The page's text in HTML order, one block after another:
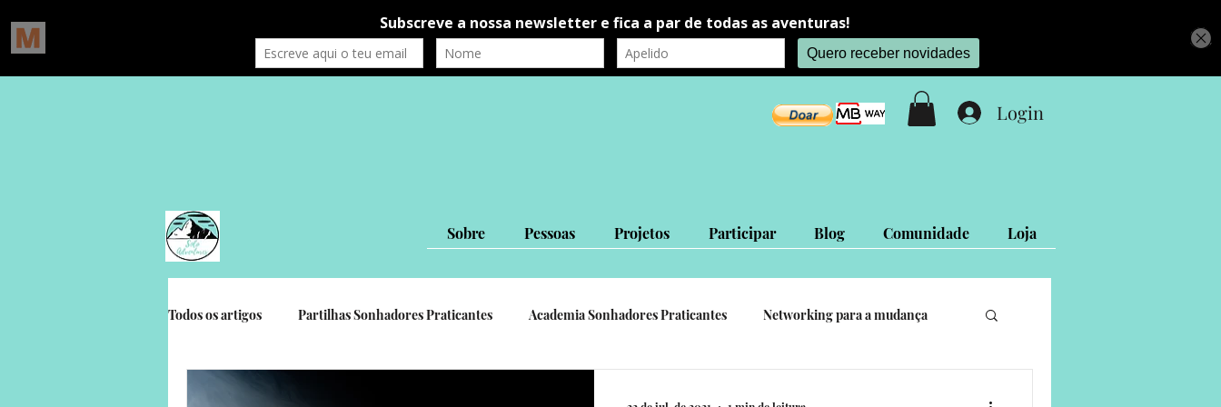
Login
Sobre Pessoas Projetos Participar Blog Comunidade Loja
Todos os artigos Partilhas Sonhadores Praticantes Academia Sonhadores Praticantes Networking para a mudança
Gratidão Social